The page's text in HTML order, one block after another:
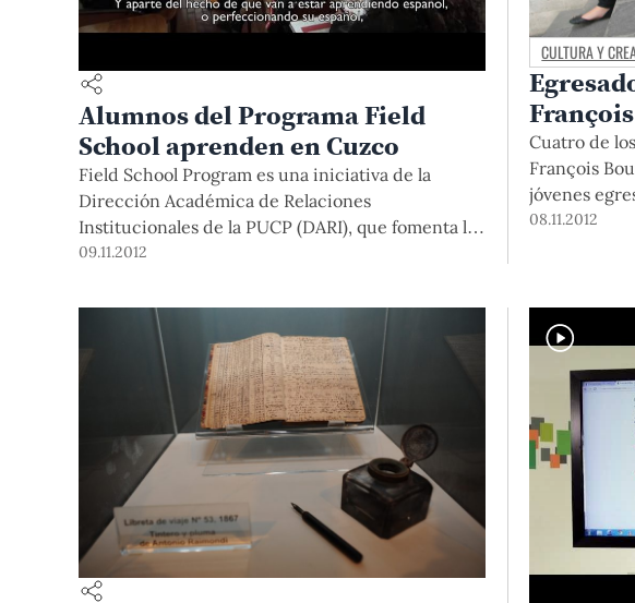
Alumnos del Programa Field
School aprenden en Cuzco
Field School Program es una iniciativa de la
Dirección Académica de Relaciones
Institucionales de la PUCP (DARI), que fomenta la
llegada de alumnos extranjeros, durante breves
allá de lo académico.
09.11.2012
CULTURA Y
Cuatro de
François
jóvenes
Sociales de
08.11.2012